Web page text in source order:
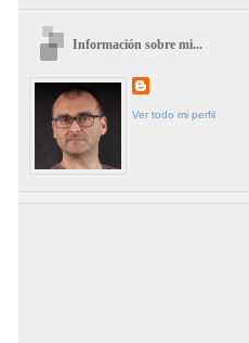
Información sobre mi...
Ver todo mi perfil